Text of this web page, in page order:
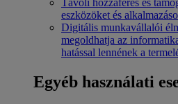
Távoli hozzáférés és
eszközöket és
Digitális munkavállalói
megoldhatja az
hatással lennének a
Egyéb használati